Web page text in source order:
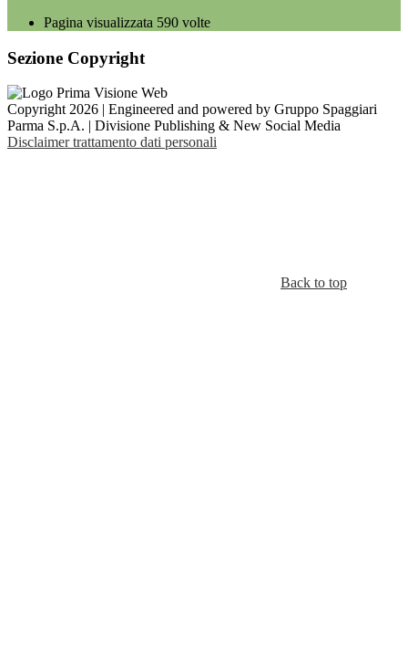
Pagina visualizzata 590 volte
Sezione Copyright
Copyright 2026 | Engineered and powered by Gruppo Spaggiari
Parma S.p.A. | Divisione Publishing & New Social Media
Disclaimer trattamento dati personali
Back to top